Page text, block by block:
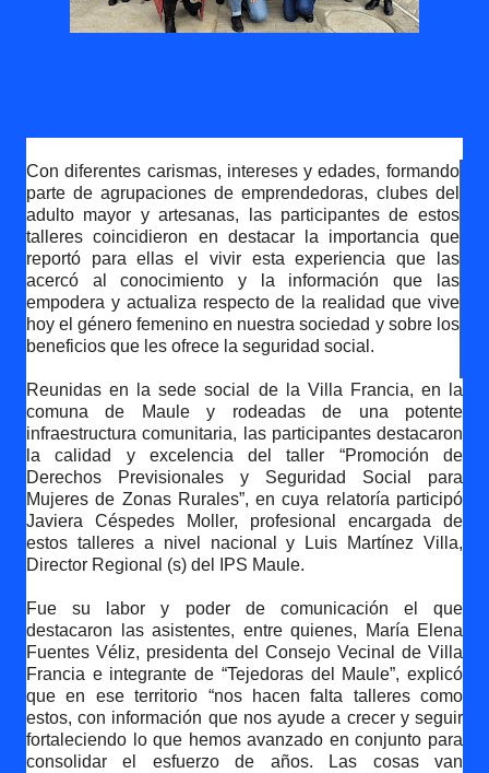
Con diferentes carismas, intereses y edades, formando
parte de agrupaciones de emprendedoras, clubes del
adulto mayor y artesanas, las participantes de estos
talleres coincidieron en destacar la importancia que
reportó para ellas el vivir esta experiencia que las
acercó al conocimiento y la información que las
empodera y actualiza respecto de la realidad que vive
hoy el género femenino en nuestra sociedad y sobre los
beneficios que les ofrece la seguridad social.
Reunidas en la sede social de la Villa Francia, en la
comuna de Maule y rodeadas de una potente
infraestructura comunitaria, las participantes destacaron
la calidad y excelencia del taller “Promoción de
Derechos Previsionales y Seguridad Social para
Mujeres de Zonas Rurales”, en cuya relatoría participó
Javiera Céspedes Moller, profesional encargada de
estos talleres a nivel nacional y Luis Martínez Villa,
Director Regional (s) del IPS Maule.
Fue su labor y poder de comunicación el que
destacaron las asistentes, entre quienes, María Elena
Fuentes Véliz, presidenta del Consejo Vecinal de Villa
Francia e integrante de “Tejedoras del Maule”, explicó
que en ese territorio “nos hacen falta talleres como
estos, con información que nos ayude a crecer y seguir
fortaleciendo lo que hemos avanzado en conjunto para
consolidar el esfuerzo de años. Las cosas van